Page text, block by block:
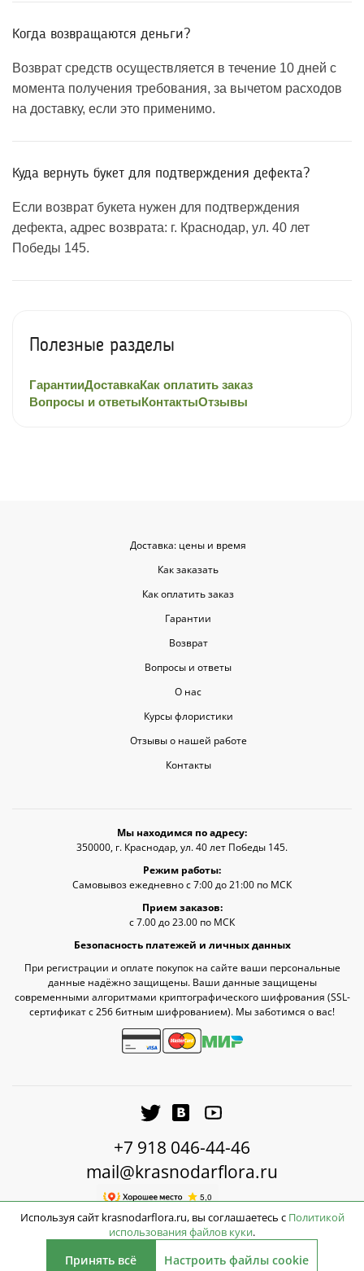
Используя сайт krasnodarflora.ru, вы соглашаетесь с Политикой
использования файлов куки.
Принять всё Настроить файлы cookie
Когда возвращаются деньги?
Возврат средств осуществляется в течение 10 дней с
момента получения требования, за вычетом расходов
на доставку, если это применимо.
Куда вернуть букет для подтверждения дефекта?
Если возврат букета нужен для подтверждения
дефекта, адрес возврата: г. Краснодар, ул. 40 лет
Победы 145.
Полезные разделы
ГарантииДоставкаКак оплатить заказ
Вопросы и ответыКонтактыОтзывы
Доставка: цены и время
Как заказать
Как оплатить заказ
Гарантии
Возврат
Вопросы и ответы
О нас
Курсы флористики
Отзывы о нашей работе
Контакты
Мы находимся по адресу:
350000, г. Краснодар, ул. 40 лет Победы 145.
Режим работы:
Самовывоз ежедневно с 7:00 до 21:00 по МСК
Прием заказов:
с 7.00 до 23.00 по МСК
Безопасность платежей и личных данных
При регистрации и оплате покупок на сайте ваши персональные
данные надёжно защищены. Ваши данные защищены
современными алгоритмами криптографического шифрования (SSL-
сертификат c 256 битным шифрованием). Мы заботимся о вас!
+7 918 046-44-46
mail@krasnodarflora.ru